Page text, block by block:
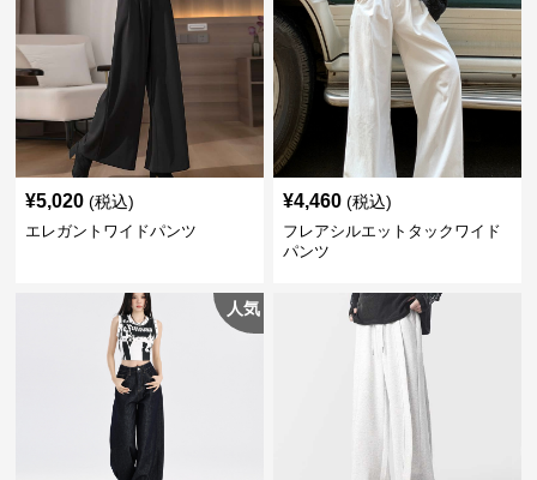
¥5,020 (税込)
エレガントワイドパンツ
¥4,460 (税込)
フレアシルエットタックワイド
パンツ
人気